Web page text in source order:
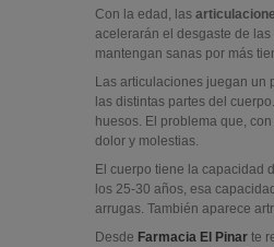
Con la edad, las
acelerarán el desgaste de
mantengan sanas por más
Las articulaciones juegan un
las distintas partes del
huesos. El problema que,
dolor y molestias.
El cuerpo tiene la capacidad
los 25-30 años, esa
arrugas. También aparece
Desde Farmacia El Pinar te